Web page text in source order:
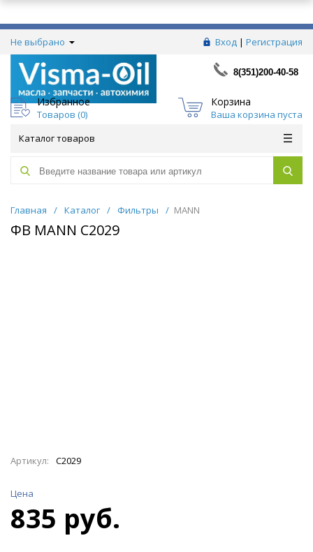
Не выбрано Вход | Регистрация
8(351)200-40-58
Избранное
Товаров (0)
Корзина
Ваша корзина пуста
Каталог товаров
Главная / Каталог / Фильтры / MANN
ФВ MANN C2029
Артикул: C2029
Цена
835 руб.